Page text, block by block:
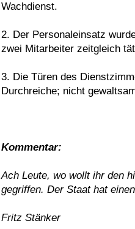
Wachdienst.
2. Der Personaleinsatz
zwei Mitarbeiter zeitgleich
3. Die Türen des
Durchreiche; nicht
Kommentar:
Ach Leute, wo wollt ihr den
gegriffen. Der Staat hat
Fritz Stänker